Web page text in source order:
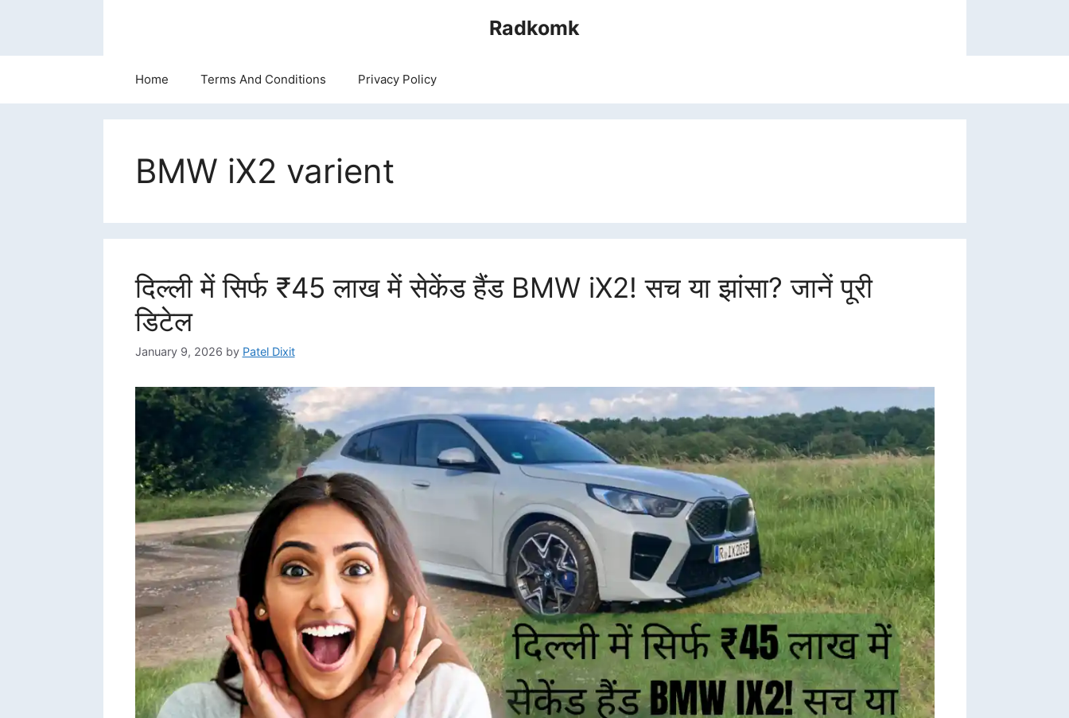
Radkomk
Home Terms And Conditions Privacy Policy
BMW iX2 varient
दिल्ली में सिर्फ ₹45 लाख में सेकेंड हैंड BMW iX2! सच या झांसा? जानें पूरी
डिटेल
January 9, 2026 by Patel Dixit